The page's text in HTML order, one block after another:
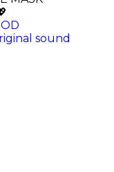
sound